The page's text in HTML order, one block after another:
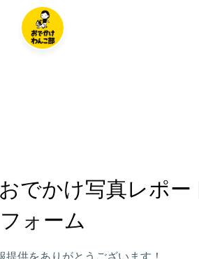
でかけ写真レポー
フォーム
供をありがとうございます！